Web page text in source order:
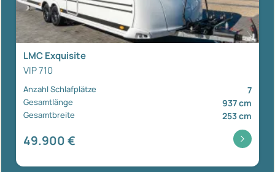
LMC Exquisite
VIP 710
Anzahl Schlafplätze 7
Gesamtlänge 937 cm
Gesamtbreite 253 cm
49.900 €